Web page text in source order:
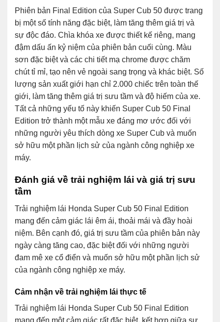
Phiên bản Final Edition của Super Cub 50 được trang
bị một số tính năng đặc biệt, làm tăng thêm giá trị và
sự độc đáo. Chìa khóa xe được thiết kế riêng, mang
đậm dấu ấn kỷ niệm của phiên bản cuối cùng. Màu
sơn đặc biệt và các chi tiết mạ chrome được chăm
chút tỉ mỉ, tạo nên vẻ ngoài sang trọng và khác biệt. Số
lượng sản xuất giới hạn chỉ 2.000 chiếc trên toàn thế
giới, làm tăng thêm giá trị sưu tầm và độ hiếm của xe.
Tất cả những yếu tố này khiến Super Cub 50 Final
Edition trở thành một mẫu xe đáng mơ ước đối với
những người yêu thích dòng xe Super Cub và muốn
sở hữu một phần lịch sử của ngành công nghiệp xe
máy.
Đánh giá về trải nghiệm lái và giá trị sưu
tầm
Trải nghiệm lái Honda Super Cub 50 Final Edition
mang đến cảm giác lái êm ái, thoải mái và đầy hoài
niệm. Bên cạnh đó, giá trị sưu tầm của phiên bản này
ngày càng tăng cao, đặc biệt đối với những người
đam mê xe cổ điển và muốn sở hữu một phần lịch sử
của ngành công nghiệp xe máy.
Cảm nhận về trải nghiệm lái thực tế
Trải nghiệm lái Honda Super Cub 50 Final Edition